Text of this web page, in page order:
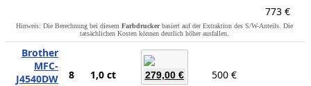
773 €
Hinweis: Die Berechnung bei diesem Farbdruckerbasiert auf der Extraktion des S/W-Anteils. Die
tatsächlichen Kosten können deutlich höher ausfallen.
Brother
MFC-
J4540DW
8 1,0 ct 279,00 € 500 €